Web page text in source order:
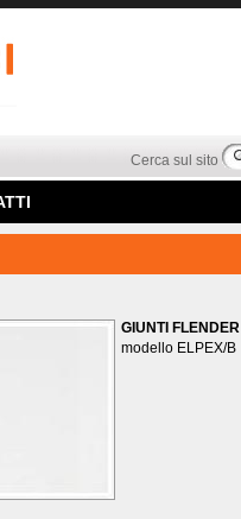
Cerca sul sito
GIUNTI FLENDER
modello ELPEX/B